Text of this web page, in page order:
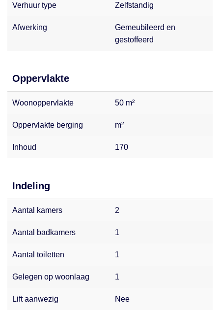
Verhuur type Zelfstandig
Afwerking
Gemeubileerd en
gestoffeerd
Oppervlakte
Woonoppervlakte 50 m²
Oppervlakte berging m²
Inhoud 170
Indeling
Aantal kamers 2
Aantal badkamers 1
Aantal toiletten 1
Gelegen op woonlaag 1
Lift aanwezig Nee